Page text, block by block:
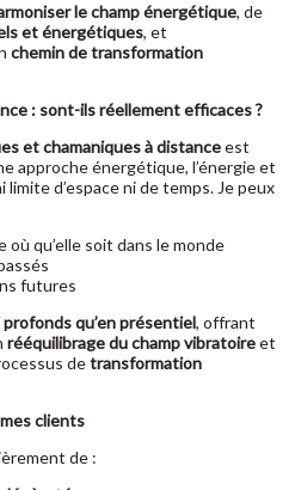
le champ énergétique, de
et énergétiques, et
chemin de transformation
: sont-ils réellement efficaces ?
et chamaniques à distanceest
approche énergétique, l’énergie et
d’espace ni de temps. Je peux
qu’elle soit dans le monde
futures
profonds qu’en présentiel, offrant
rééquilibrage du champ vibratoireet
detransformation
clients
de :